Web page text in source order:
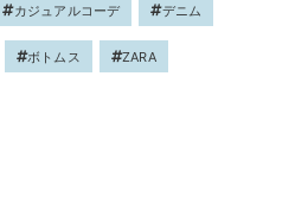
カジュアルコーデ デニム
ボトムス ZARA